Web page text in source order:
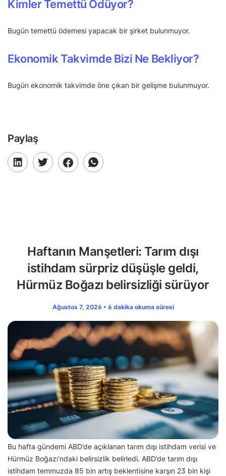
Kimler Temettü Ödüyor?
Bugün temettü ödemesi yapacak bir şirket bulunmuyor.
Ekonomik Takvimde Bizi Ne Bekliyor?
Bugün ekonomik takvimde öne çıkan bir gelişme bulunmuyor.
Paylaş
Haftanın Manşetleri: Tarım dışı
istihdam sürpriz düşüşle geldi,
Hürmüz Boğazı belirsizliği sürüyor
Ağustos 7, 2026 • 6 dakika okuma süresi
Bu hafta gündemi ABD’de açıklanan tarım dışı istihdam verisi ve
Hürmüz Boğazı’ndaki belirsizlik belirledi. ABD’de tarım dışı
istihdam temmuzda 85 bin artış beklentisine karşın 23 bin kişi